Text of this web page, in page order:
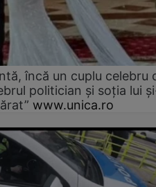
încă un cuplu celebru
politician și soția lui
www.unica.ro